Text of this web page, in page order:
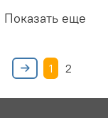
Показать еще
1 2